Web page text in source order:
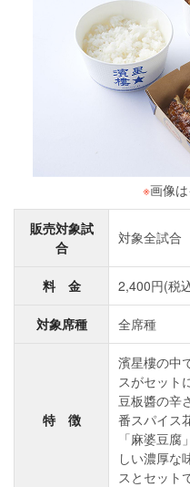
※画像
販売対象試
合
対象全試合
料 金 2,400円(税
対象席種 全席種
特 徴
濱星樓の中
スがセット
豆板醬の辛
番スパイス
「麻婆豆
しい濃厚な
スとセット